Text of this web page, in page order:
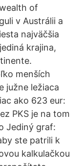
of
v Austrálii a
najväčšia
krajina,
menších
južne ležiaca
ako 623 eur:
PKS je na tom
Jediný graf:
ste patrili k
kalkulačkou